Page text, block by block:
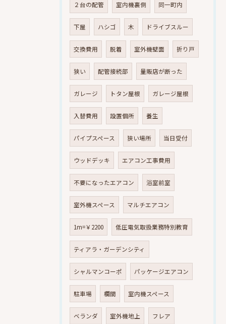
２台の配管 室内機裏側 同一町内
下屋 ハシゴ 木 ドライブスルー
交換費用 脱着 室外機壁面 折り戸
狭い 配管接続部 量販店が断った
ガレージ トタン屋根 ガレージ屋根
入替費用 設置個所 養生
パイプスペース 狭い場所 当日受付
ウッドデッキ エアコン工事費用
不要になったエアコン 浴室前室
室外機スペース マルチエアコン
1m=￥2200 低圧電気取扱業務特別教育
ティアラ・ガーデンシティ
シャルマンコーポ パッケージエアコン
駐車場 欄間 室内機スペース
ベランダ 室外機地上 フレア